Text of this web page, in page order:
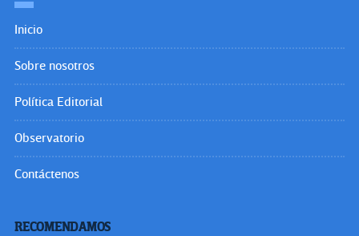
Inicio
Sobre nosotros
Política Editorial
Observatorio
Contáctenos
RECOMENDAMOS